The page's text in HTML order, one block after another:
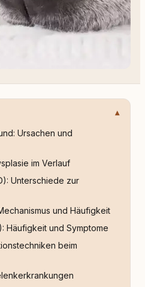
Ursachen und
im Verlauf
Unterschiede zur
und Häufigkeit
Häufigkeit und Symptome
beim